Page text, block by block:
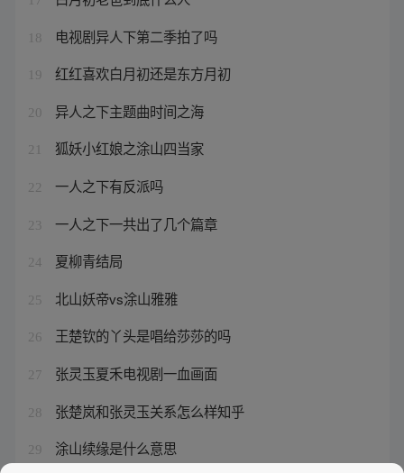
18 电视剧异人下第二季拍了吗
19 红红喜欢白月初还是东方月初
20 异人之下主题曲时间之海
21 狐妖小红娘之涂山四当家
22 一人之下有反派吗
23 一人之下一共出了几个篇章
24 夏柳青结局
25 北山妖帝vs涂山雅雅
26 王楚钦的丫头是唱给莎莎的吗
27 张灵玉夏禾电视剧一血画面
28 张楚岚和张灵玉关系怎么样知乎
29 涂山续缘是什么意思